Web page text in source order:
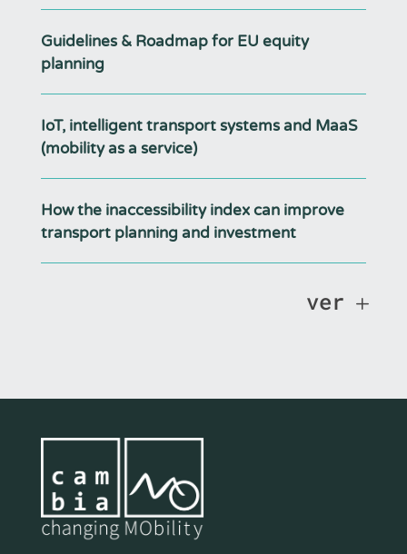
Guidelines & Roadmap for EU equity
planning
IoT, intelligent transport systems and MaaS
(mobility as a service)
How the inaccessibility index can improve
transport planning and investment
ver